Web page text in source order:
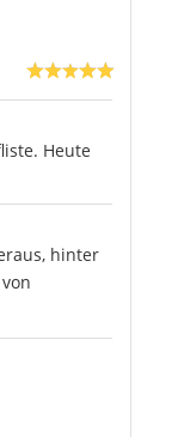
Heute
hinter